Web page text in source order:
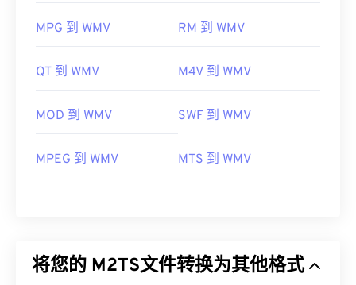
MPG 到 WMV RM 到 WMV
QT 到 WMV M4V 到 WMV
MOD 到 WMV SWF 到 WMV
MPEG 到 WMV MTS 到 WMV
将您的 M2TS文件转换为其他格式